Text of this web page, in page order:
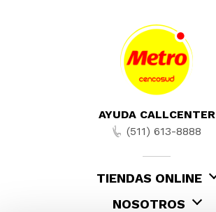
AYUDA CALLCENTER
(511) 613-8888
TIENDAS ONLINE
NOSOTROS